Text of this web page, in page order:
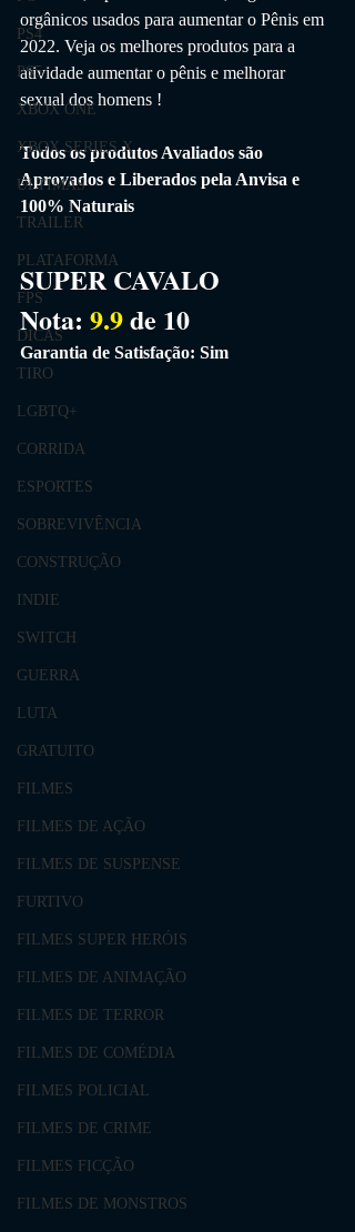
PS4
PS5
XBOX ONE
XBOX SERIES X
ÚLTIMAS
TRAILER
PLATAFORMA
FPS
DICAS
TIRO
LGBTQ+
CORRIDA
ESPORTES
SOBREVIVÊNCIA
CONSTRUÇÃO
INDIE
SWITCH
GUERRA
LUTA
GRATUITO
FILMES
FILMES DE AÇÃO
FILMES DE SUSPENSE
FURTIVO
FILMES SUPER HERÓIS
FILMES DE ANIMAÇÃO
FILMES DE TERROR
FILMES DE COMÉDIA
FILMES POLICIAL
FILMES DE CRIME
FILMES FICÇÃO
FILMES DE MONSTROS
orgânicos usados para aumentar o Pênis em
2022. Veja os melhores produtos para a
atividade aumentar o pênis e melhorar
sexual dos homens !
Todos os produtos Avaliados são
Aprovados e Liberados pela Anvisa e
100% Naturais
SUPER CAVALO
Nota: 9.9 de 10
Garantia de Satisfação: Sim